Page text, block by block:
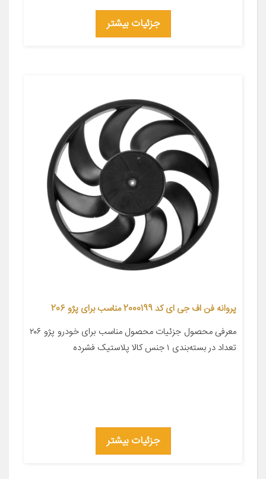
جزئیات بیشتر
پروانه فن اف جی ای کد 2000199 مناسب برای پژو 206
معرفی محصول جزئیات محصول مناسب برای خودرو پژو ۲۰۶
تعداد در بسته‌بندی ۱ جنس کالا پلاستیک فشرده
جزئیات بیشتر